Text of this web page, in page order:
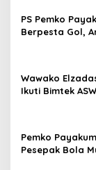
i
s
PS Pemko
Berpesta Gol,
Wawako
Ikuti Bimtek
Pemko
Pesepak Bola